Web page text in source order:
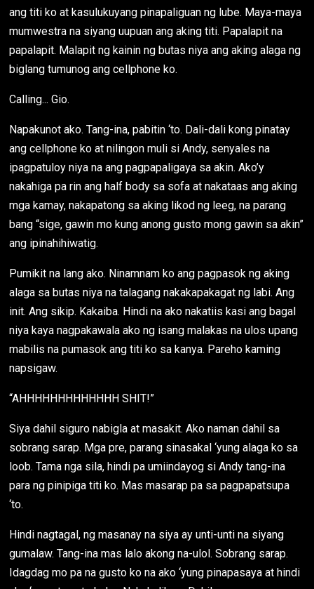
ang titi ko at kasulukuyang pinapaliguan ng lube. Maya-maya
mumwestra na siyang uupuan ang aking titi. Papalapit na
papalapit. Malapit ng kainin ng butas niya ang aking alaga ng
biglang tumunog ang cellphone ko.
Calling... Gio.
Napakunot ako. Tang-ina, pabitin ‘to. Dali-dali kong pinatay
ang cellphone ko at nilingon muli si Andy, senyales na
ipagpatuloy niya na ang pagpapaligaya sa akin. Ako’y
nakahiga pa rin ang half body sa sofa at nakataas ang aking
mga kamay, nakapatong sa aking likod ng leeg, na parang
bang “sige, gawin mo kung anong gusto mong gawin sa akin”
ang ipinahihiwatig.
Pumikit na lang ako. Ninamnam ko ang pagpasok ng aking
alaga sa butas niya na talagang nakakapakagat ng labi. Ang
init. Ang sikip. Kakaiba. Hindi na ako nakatiis kasi ang bagal
niya kaya nagpakawala ako ng isang malakas na ulos upang
mabilis na pumasok ang titi ko sa kanya. Pareho kaming
napsigaw.
“AHHHHHHHHHHHHH SHIT!”
Siya dahil siguro nabigla at masakit. Ako naman dahil sa
sobrang sarap. Mga pre, parang sinasakal ‘yung alaga ko sa
loob. Tama nga sila, hindi pa umiindayog si Andy tang-ina
para ng pinipiga titi ko. Mas masarap pa sa pagpapatsupa
‘to.
Hindi nagtagal, ng masanay na siya ay unti-unti na siyang
gumalaw. Tang-ina mas lalo akong na-ulol. Sobrang sarap.
Idagdag mo pa na gusto ko na ako ‘yung pinapasaya at hindi